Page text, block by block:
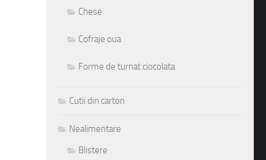
Chese
Cofraje oua
Forme de turnat ciocolata
Cutii din carton
Nealimentare
Blistere